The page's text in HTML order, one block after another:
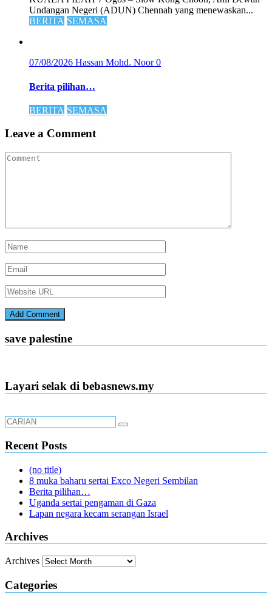
Undangan Negeri (ADUN) Chennah yang menewaskan...
BERITA SEMASA
07/08/2026 Hassan Mohd. Noor0
Berita pilihan…
BERITA SEMASA
Leave a Comment
save palestine
Layari selak di bebasnews.my
Recent Posts
(no title)
8 muka baharu sertai Exco Negeri Sembilan
Berita pilihan…
Uganda sertai pengaman di Gaza
Lapan negara kecam serangan Israel
Archives
Archives
Categories